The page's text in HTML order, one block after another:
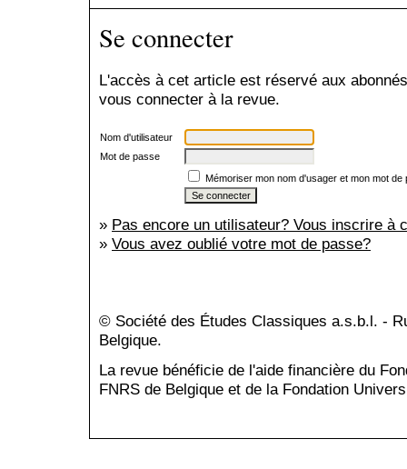
Se connecter
L'accès à cet article est réservé aux
vous connecter à la revue.
Nom d'utilisateur
Mot de passe
Mémoriser mon nom d'usager et mon mot de
» Pas encore un utilisateur? Vous inscrire à
» Vous avez oublié votre mot de passe?
© Société des Études Classiques a.s.b.l. -
Belgique.
La revue bénéficie de l'aide financière du
FNRS de Belgique et de la Fondation